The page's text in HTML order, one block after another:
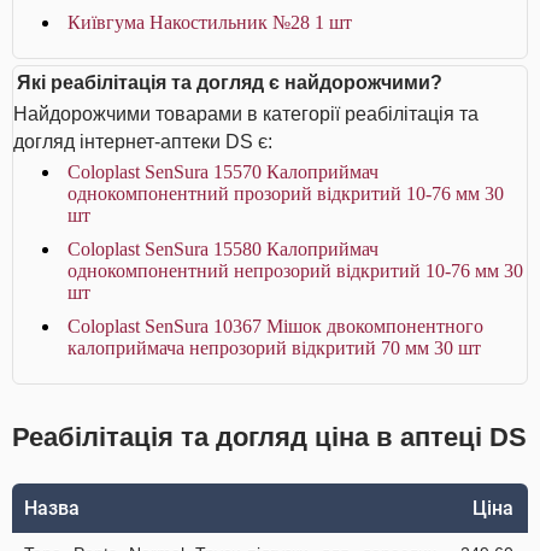
Київгума Накостильник №28 1 шт
Які реабілітація та догляд є найдорожчими?
Найдорожчими товарами в категорії реабілітація та
догляд інтернет-аптеки DS є:
Coloplast SenSura 15570 Калоприймач
однокомпонентний прозорий відкритий 10-76 мм 30
шт
Coloplast SenSura 15580 Калоприймач
однокомпонентний непрозорий відкритий 10-76 мм 30
шт
Coloplast SenSura 10367 Мішок двокомпонентного
калоприймача непрозорий відкритий 70 мм 30 шт
Реабілітація та догляд ціна в аптеці DS
Назва Ціна